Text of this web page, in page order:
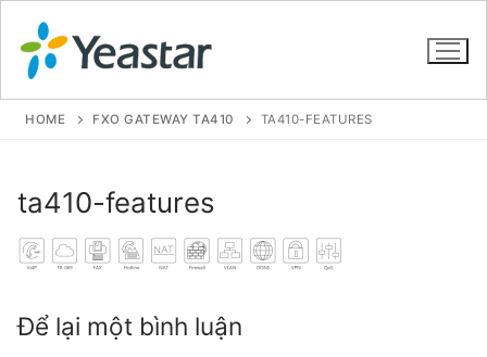
GIỚI THIỆU
SẢN PHẨM
Tổng đài VoIP Yeastar S412
HOME FXO GATEWAY TA410 TA410-FEATURES
ta410-features
Để lại một bình luận